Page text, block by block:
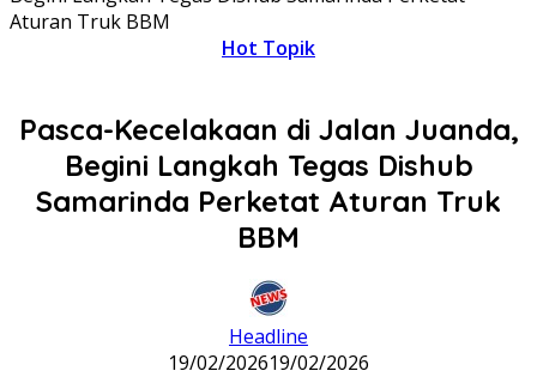
Aturan Truk BBM
Hot Topik
Pasca-Kecelakaan di Jalan Juanda,
Begini Langkah Tegas Dishub
Samarinda Perketat Aturan Truk
BBM
Headline
19/02/202619/02/2026